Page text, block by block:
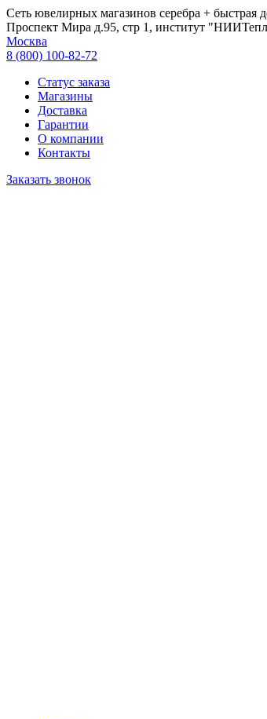
Сеть ювелирных магазинов серебра + быстрая
Проспект Мира д.95, стр 1, институт
Москва
8 (800) 100-82-72
Статус заказа
Магазины
Доставка
Гарантии
О компании
Контакты
Заказать звонок